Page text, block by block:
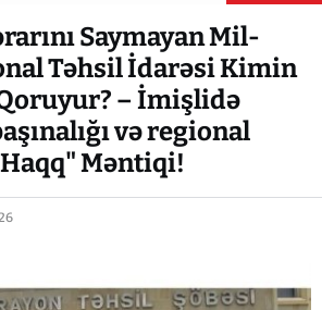
Saymayan Mil-
Təhsil İdarəsi Kimin
– İmişlidə
və regional
Məntiqi!